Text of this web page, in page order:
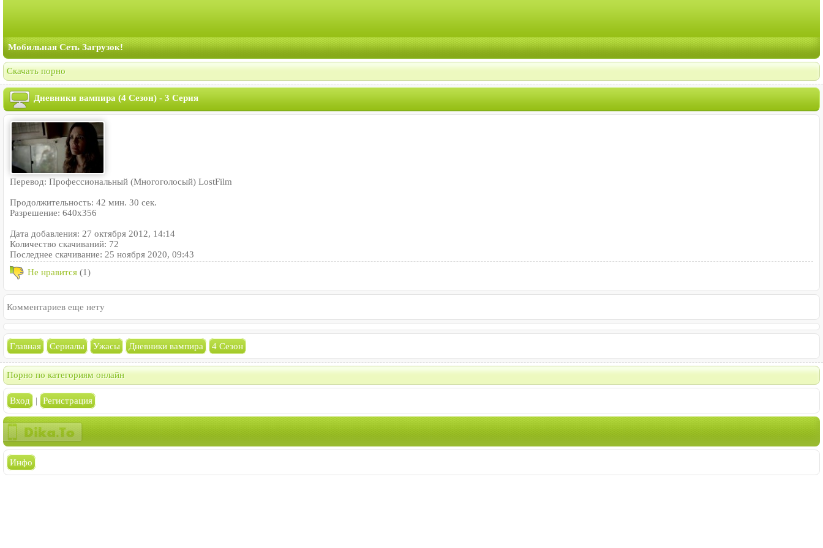
Мобильная Сеть Загрузок!
Скачать порно
Дневники вампира (4 Сезон) - 3 Серия
Перевод: Профессиональный (Многоголосый) LostFilm
Продолжительность: 42 мин. 30 сек.
Разрешение: 640x356
Дата добавления: 27 октября 2012, 14:14
Количество скачиваний: 72
Последнее скачивание: 25 ноября 2020, 09:43
Не нравится (1)
Комментариев еще нету
Главная Сериалы Ужасы Дневники вампира 4 Сезон
Порно по категориям онлайн
Вход | Регистрация
Инфо